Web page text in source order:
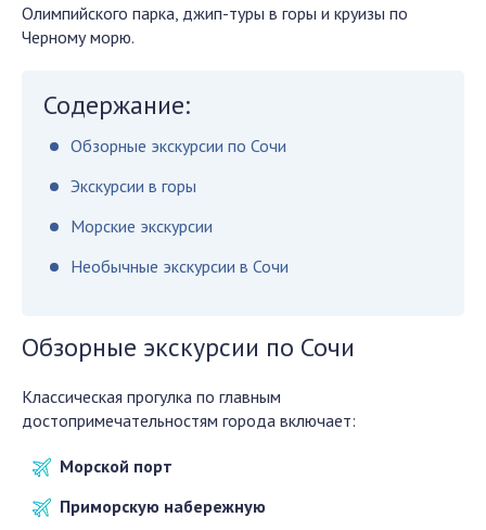
Олимпийского парка, джип-туры в горы и круизы по
Черному морю.
Содержание:
Обзорные экскурсии по Сочи
Экскурсии в горы
Морские экскурсии
Необычные экскурсии в Сочи
Обзорные экскурсии по Сочи
Классическая прогулка по главным
достопримечательностям города включает:
Морской порт
Приморскую набережную